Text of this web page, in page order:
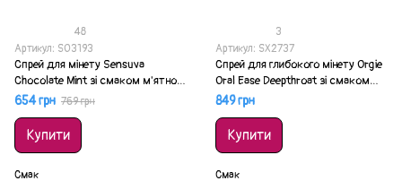
48
Артикул: SO3193
Спрей для мінету Sensuva
Chocolate Mint зі смаком м'ятного
шоколаду 29 мл
654 грн 769 грн
Купити
Смак
3
Артикул: SX2737
Спрей для глибокого мінету Orgie
Oral Ease Deepthroat зі смаком
м'яти (15 мл)
849 грн
Купити
Смак